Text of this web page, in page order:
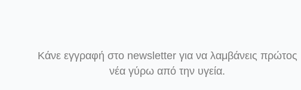
Κάνε εγγραφή στο newsletter για να λαμβάνεις πρώτος
νέα γύρω από την υγεία.